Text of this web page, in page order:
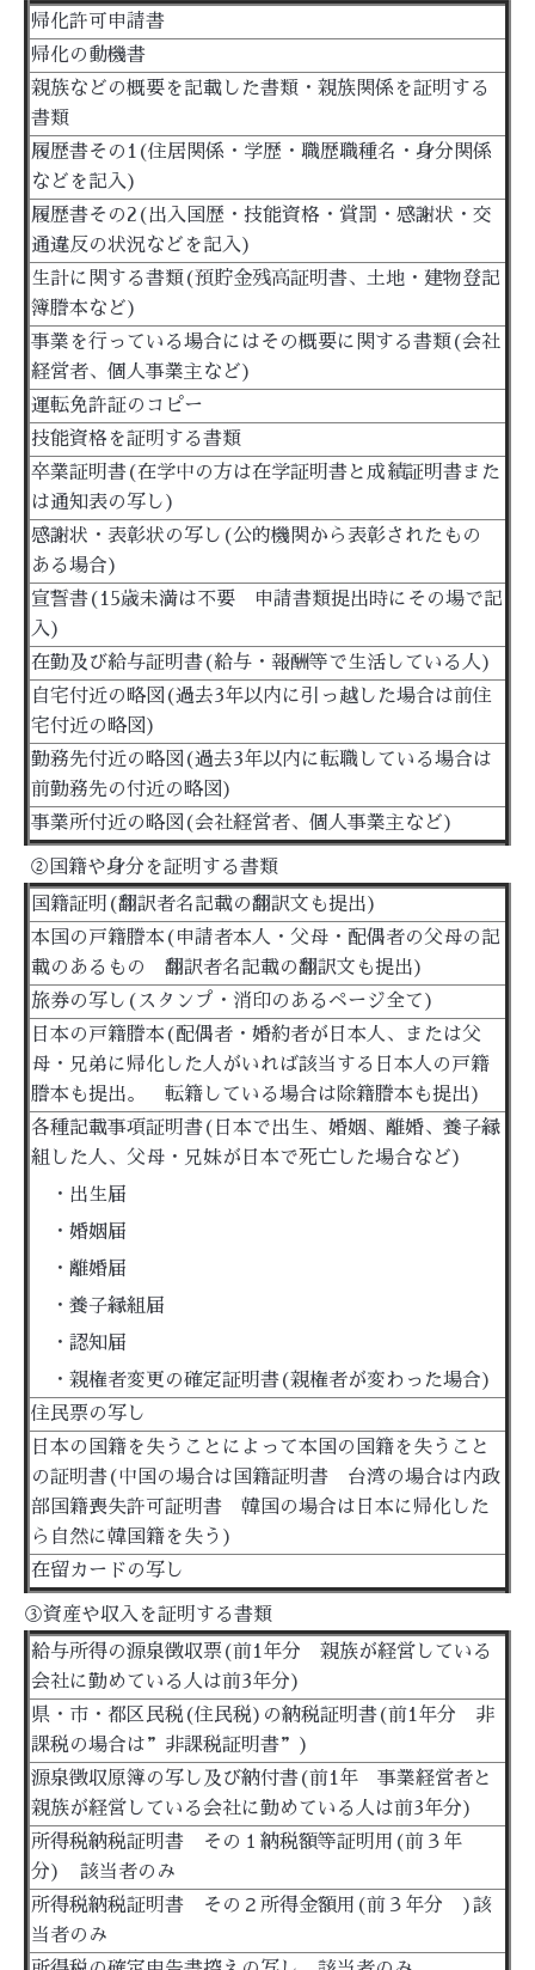
帰化許可申請書
帰化の動機書
親族などの概要を記載した書類・親族関係を証明する
書類
履歴書その1(住居関係・学歴・職歴職種名・身分関係
などを記入)
履歴書その2(出入国歴・技能資格・賞罰・感謝状・交
通違反の状況などを記入)
生計に関する書類(預貯金残高証明書、土地・建物登記
簿謄本など)
事業を行っている場合にはその概要に関する書類(会社
経営者、個人事業主など)
運転免許証のコピー
技能資格を証明する書類
卒業証明書(在学中の方は在学証明書と成績証明書また
は通知表の写し)
感謝状・表彰状の写し(公的機関から表彰されたもの
ある場合)
宣誓書(15歳未満は不要 申請書類提出時にその場で記
入)
在勤及び給与証明書(給与・報酬等で生活している人)
自宅付近の略図(過去3年以内に引っ越した場合は前住
宅付近の略図)
勤務先付近の略図(過去3年以内に転職している場合は
前勤務先の付近の略図)
事業所付近の略図(会社経営者、個人事業主など)
②国籍や身分を証明する書類
国籍証明(翻訳者名記載の翻訳文も提出)
本国の戸籍謄本(申請者本人・父母・配偶者の父母の記
載のあるもの 翻訳者名記載の翻訳文も提出)
旅券の写し(スタンプ・消印のあるページ全て)
日本の戸籍謄本(配偶者・婚約者が日本人、または父
母・兄弟に帰化した人がいれば該当する日本人の戸籍
謄本も提出。 転籍している場合は除籍謄本も提出)
各種記載事項証明書(日本で出生、婚姻、離婚、養子縁
組した人、父母・兄妹が日本で死亡した場合など)
・出生届
・婚姻届
・離婚届
・養子縁組届
・認知届
・親権者変更の確定証明書(親権者が変わった場合)
住民票の写し
日本の国籍を失うことによって本国の国籍を失うこと
の証明書(中国の場合は国籍証明書 台湾の場合は内政
部国籍喪失許可証明書 韓国の場合は日本に帰化した
ら自然に韓国籍を失う)
在留カードの写し
③資産や収入を証明する書類
給与所得の源泉徴収票(前1年分 親族が経営している
会社に勤めている人は前3年分)
県・市・都区民税(住民税)の納税証明書(前1年分 非
課税の場合は”非課税証明書”)
源泉徴収原簿の写し及び納付書(前1年 事業経営者と
親族が経営している会社に勤めている人は前3年分)
所得税納税証明書 その１納税額等証明用(前３年
分) 該当者のみ
所得税納税証明書 その２所得金額用(前３年分 )該
当者のみ